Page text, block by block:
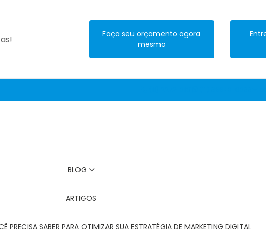
Faça seu orçamento agora
mesmo
BLOG
ARTIGOS
PRECISA SABER PARA OTIMIZAR SUA ESTRATÉGIA DE MARKETING DIGITAL